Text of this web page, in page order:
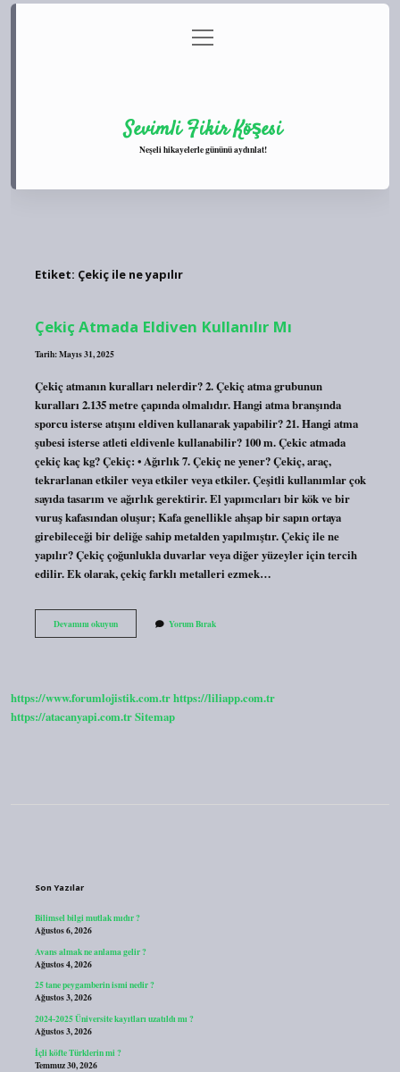
Gizlilik Politikası
menüyü
aç
Sevimli Fikir Köşesi
Neşeli hikayelerle gününü aydınlat!
Etiket: Çekiç ile ne yapılır
Çekiç Atmada Eldiven Kullanılır Mı
Tarih: Mayıs 31, 2025
Çekiç atmanın kuralları nelerdir? 2. Çekiç atma grubunun
kuralları 2.135 metre çapında olmalıdır. Hangi atma branşında
sporcu isterse atışını eldiven kullanarak yapabilir? 21. Hangi atma
şubesi isterse atleti eldivenle kullanabilir? 100 m. Çekic atmada
çekiç kaç kg? Çekiç: • Ağırlık 7. Çekiç ne yener? Çekiç, araç,
tekrarlanan etkiler veya etkiler veya etkiler. Çeşitli kullanımlar çok
sayıda tasarım ve ağırlık gerektirir. El yapımcıları bir kök ve bir
vuruş kafasından oluşur; Kafa genellikle ahşap bir sapın ortaya
girebileceği bir deliğe sahip metalden yapılmıştır. Çekiç ile ne
yapılır? Çekiç çoğunlukla duvarlar veya diğer yüzeyler için tercih
edilir. Ek olarak, çekiç farklı metalleri ezmek…
Devamını okuyunÇekiç
Atmada
Yorum Bırak
https://www.forumlojistik.com.trhttps://liliapp.com.tr
https://atacanyapi.com.trSitemap
Son Yazılar
Bilimsel bilgi mutlak mıdır ?
Ağustos 6, 2026
Avans almak ne anlama gelir ?
Ağustos 4, 2026
25 tane peygamberin ismi nedir ?
Ağustos 3, 2026
2024-2025 Üniversite kayıtları uzatıldı mı ?
Ağustos 3, 2026
İçli köfte Türklerin mi ?
Temmuz 30, 2026